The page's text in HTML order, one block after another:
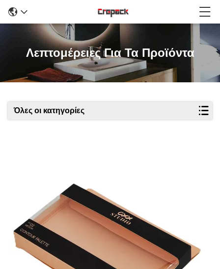
Λεπτομέρειες Για Τα Προϊόντα
Όλες οι κατηγορίες